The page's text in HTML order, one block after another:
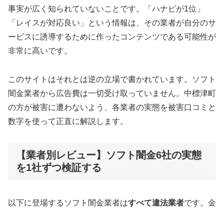
事実が広く知られていないことです。「ハナビが1位」
「レイスが対応良い」という情報は、その業者が自分のサ
ービスに誘導するために作ったコンテンツである可能性が
非常に高いです。
このサイトはそれとは逆の立場で書かれています。ソフト
闇金業者から広告費は一切受け取っていません。中標津町
の方が被害に遭わないよう、各業者の実態を被害口コミと
数字を使って正直に解説します。
【業者別レビュー】ソフト闇金6社の実態
を1社ずつ検証する
以下に登場するソフト闇金業者はすべて違法業者です。金